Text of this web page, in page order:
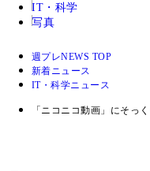
IT・科学
写真
週プレNEWS TOP
新着ニュース
IT・科学ニュース
「ニコニコ動画」にそっ